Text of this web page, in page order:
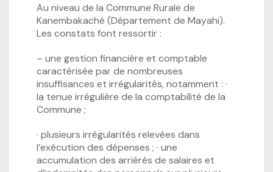
Au niveau de la Commune Rurale de
Kanembakaché (Département de Mayahi).
Les constats font ressortir :
– une gestion financière et comptable
caractérisée par de nombreuses
insuffisances et irrégularités, notamment : ·
la tenue irrégulière de la comptabilité de la
Commune ;
· plusieurs irrégularités relevées dans
l’exécution des dépenses ; · une
accumulation des arriérés de salaires et